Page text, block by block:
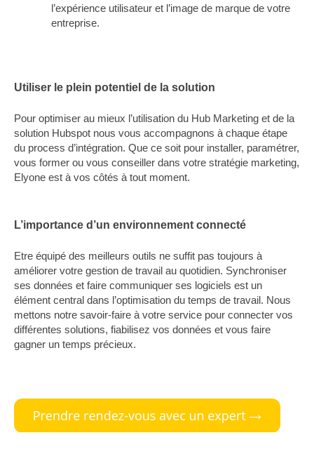
l’expérience utilisateur et l’image de marque de votre
entreprise.
Utiliser le plein potentiel de la solution
Pour optimiser au mieux l’utilisation du Hub Marketing et de la
solution Hubspot nous vous accompagnons à chaque étape
du process d’intégration. Que ce soit pour installer, paramétrer,
vous former ou vous conseiller dans votre stratégie marketing,
Elyone est à vos côtés à tout moment.
L’importance d’un environnement connecté
Etre équipé des meilleurs outils ne suffit pas toujours à
améliorer votre gestion de travail au quotidien. Synchroniser
ses données et faire communiquer ses logiciels est un
élément central dans l’optimisation du temps de travail. Nous
mettons notre savoir-faire à votre service pour connecter vos
différentes solutions, fiabilisez vos données et vous faire
gagner un temps précieux.